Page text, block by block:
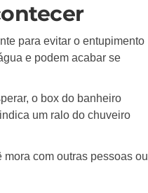
para evitar o entupimento
e podem acabar se
o box do banheiro
um ralo do chuveiro
com outras pessoas ou